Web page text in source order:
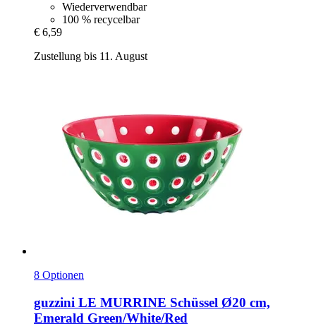
Wiederverwendbar
100 % recycelbar
€ 6,59
Zustellung bis 11. August
8 Optionen
guzzini LE MURRINE Schüssel Ø20 cm,
Emerald Green/White/Red